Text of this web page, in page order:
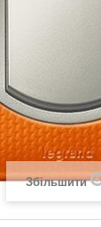
Збільшити